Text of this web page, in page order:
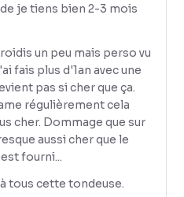
je tiens bien 2-3 mois
un peu mais perso vu
fais plus d'1an avec une
pas si cher que ça.
régulièrement cela
cher. Dommage que sur
aussi cher que le
fourni...
tous cette tondeuse.